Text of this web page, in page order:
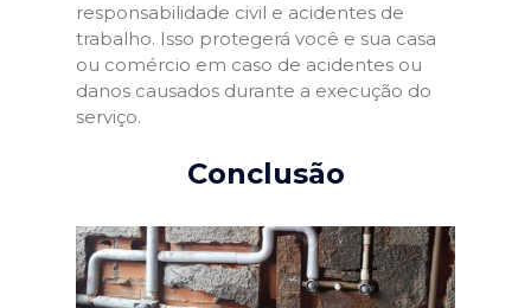
responsabilidade civil e acidentes de
trabalho. Isso protegerá você e sua casa
ou comércio em caso de acidentes ou
danos causados durante a execução do
serviço.
Conclusão